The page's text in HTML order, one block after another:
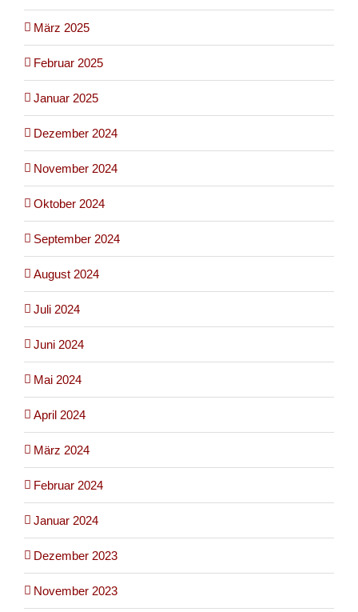
März 2025
Februar 2025
Januar 2025
Dezember 2024
November 2024
Oktober 2024
September 2024
August 2024
Juli 2024
Juni 2024
Mai 2024
April 2024
März 2024
Februar 2024
Januar 2024
Dezember 2023
November 2023